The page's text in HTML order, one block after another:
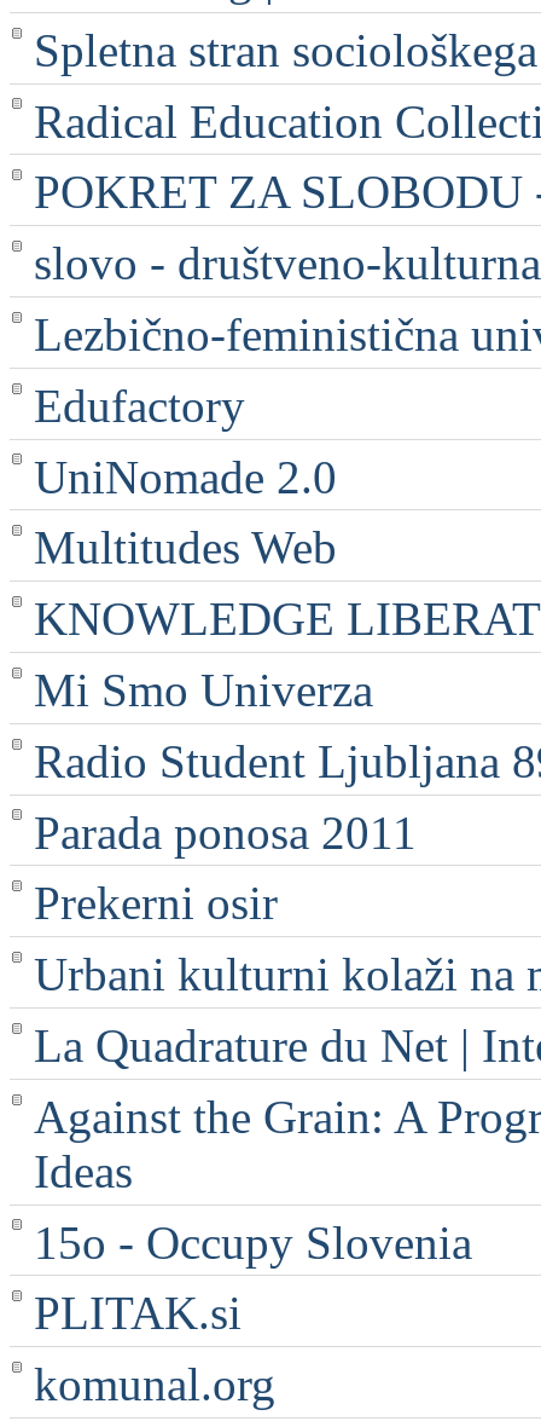
Spletna stran
Radical Education
POKRET ZA SLOBODU
slovo - društveno-
Lezbično-feministična
Edufactory
UniNomade 2.0
Multitudes Web
KNOWLEDGE
Mi Smo Univerza
Radio Student Ljubljana
Parada ponosa 2011
Prekerni osir
Urbani kulturni kolaži na
La Quadrature du Net |
Against the Grain: A
Ideas
15o - Occupy Slovenia
PLITAK.si
komunal.org